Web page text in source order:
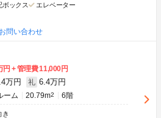
ボックス エレベーター
問い合わせ
円 管理費11,000円
万円 礼 6.4万円
ーム 20.79m2 6階
き